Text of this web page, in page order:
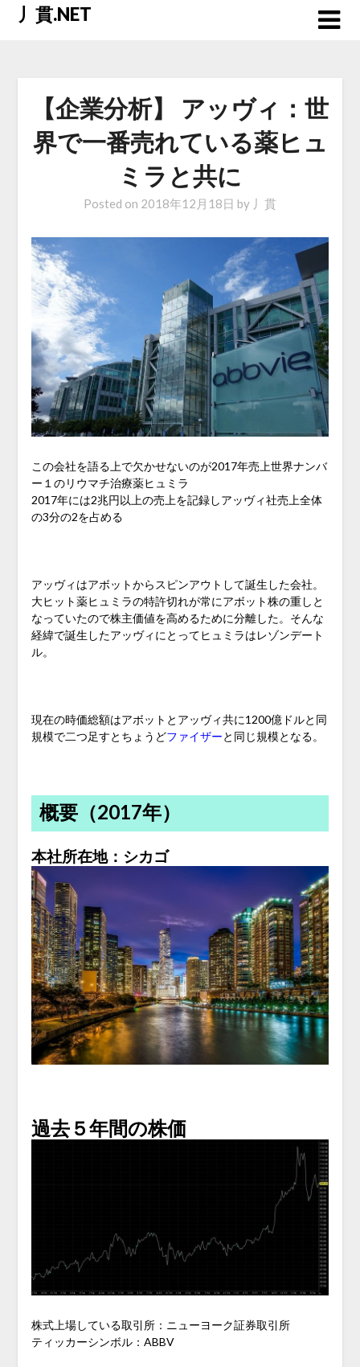
Skip丿貫.NET
【企業分析】 アッヴィ：世
界で一番売れている薬ヒュ
ミラと共に
Posted on 2018年12月18日 by 丿貫
この会社を語る上で欠かせないのが2017年売上世界ナンバ
ー１のリウマチ治療薬ヒュミラ
2017年には2兆円以上の売上を記録しアッヴィ社売上全体
の3分の2を占める
アッヴィはアボットからスピンアウトして誕生した会社。
大ヒット薬ヒュミラの特許切れが常にアボット株の重しと
なっていたので株主価値を高めるために分離した。そんな
経緯で誕生したアッヴィにとってヒュミラはレゾンデート
ル。
現在の時価総額はアボットとアッヴィ共に1200億ドルと同
規模で二つ足すとちょうどファイザーと同じ規模となる。
概要（2017年）
本社所在地：シカゴ
過去５年間の株価
株式上場している取引所：ニューヨーク証券取引所
ティッカーシンボル：ABBV